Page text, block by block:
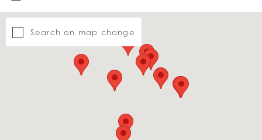
LISTA DE DESEOS
Search on map change